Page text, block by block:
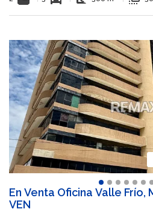
En Venta Oficina Valle Frío,
VEN